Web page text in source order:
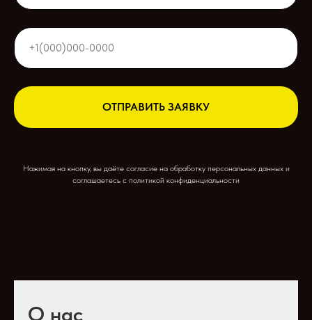
ОТПРАВИТЬ ЗАЯВКУ
Нажимая на кнопку, вы даёте согласие на обработку персональных данных и
соглашаетесь c политикой конфиденциальности
О нас